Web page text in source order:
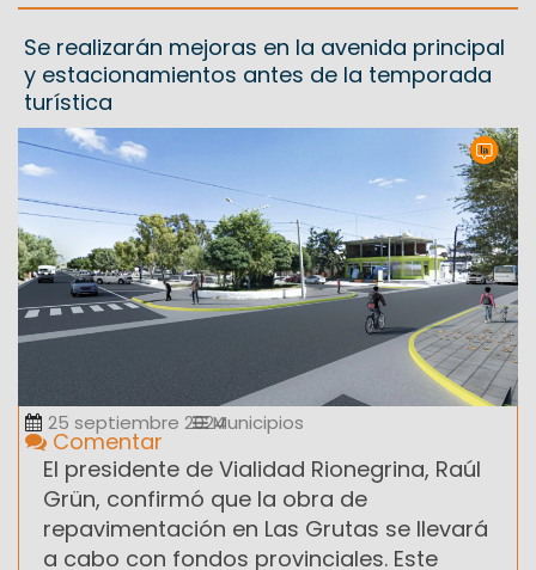
Se realizarán mejoras en la avenida principal
y estacionamientos antes de la temporada
turística
25 septiembre 2024Municipios
Comentar
El presidente de Vialidad Rionegrina, Raúl
Grün, confirmó que la obra de
repavimentación en Las Grutas se llevará
a cabo con fondos provinciales. Este